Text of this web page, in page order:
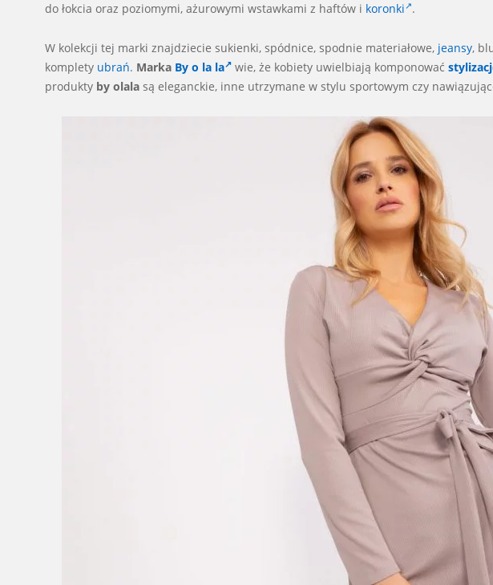
do łokcia oraz poziomymi, ażurowymi wstawkami z haftów i koronki .
W kolekcji tej marki znajdziecie sukienki, spódnice, spodnie materiałowe, jeansy,
komplety ubrań. Marka By o la la wie, że kobiety uwielbiają komponować
produkty by olala są eleganckie, inne utrzymane w stylu sportowym czy